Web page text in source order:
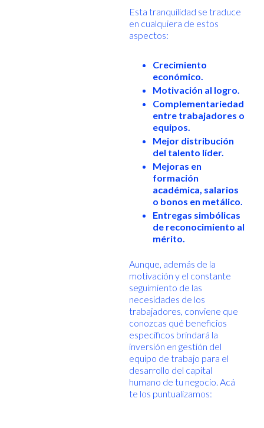
Esta tranquilidad se traduce
en cualquiera de estos
aspectos:
Crecimiento
económico.
Motivación al logro.
Complementariedad
entre trabajadores o
equipos.
Mejor distribución
del talento líder.
Mejoras en
formación
académica, salarios
o bonos en metálico.
Entregas simbólicas
de reconocimiento al
mérito.
Aunque, además de la
motivación y el constante
seguimiento de las
necesidades de los
trabajadores, conviene que
conozcas qué beneficios
específicos brindará la
inversión en gestión del
equipo de trabajo para el
desarrollo del capital
humano de tu negocio. Acá
te los puntualizamos: